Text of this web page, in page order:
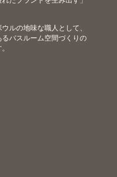
ルの地味な職人として、
バスルーム空間づくりの